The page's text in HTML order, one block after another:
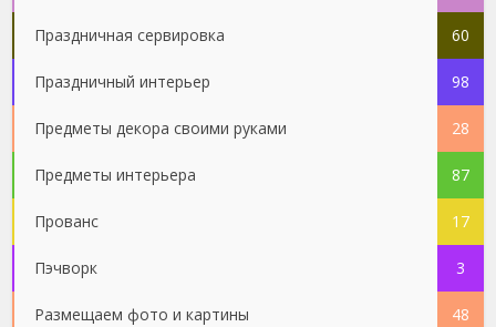
Праздничная сервировка 60
Праздничный интерьер 98
Предметы декора своими руками 28
Предметы интерьера 87
Прованс 17
Пэчворк 3
Размещаем фото и картины 48